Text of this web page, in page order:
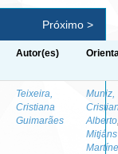
Próximo >
Autor(es)
Teixeira,
Cristiana
Guimarães
Muniz,
Alberto
Mitjáns